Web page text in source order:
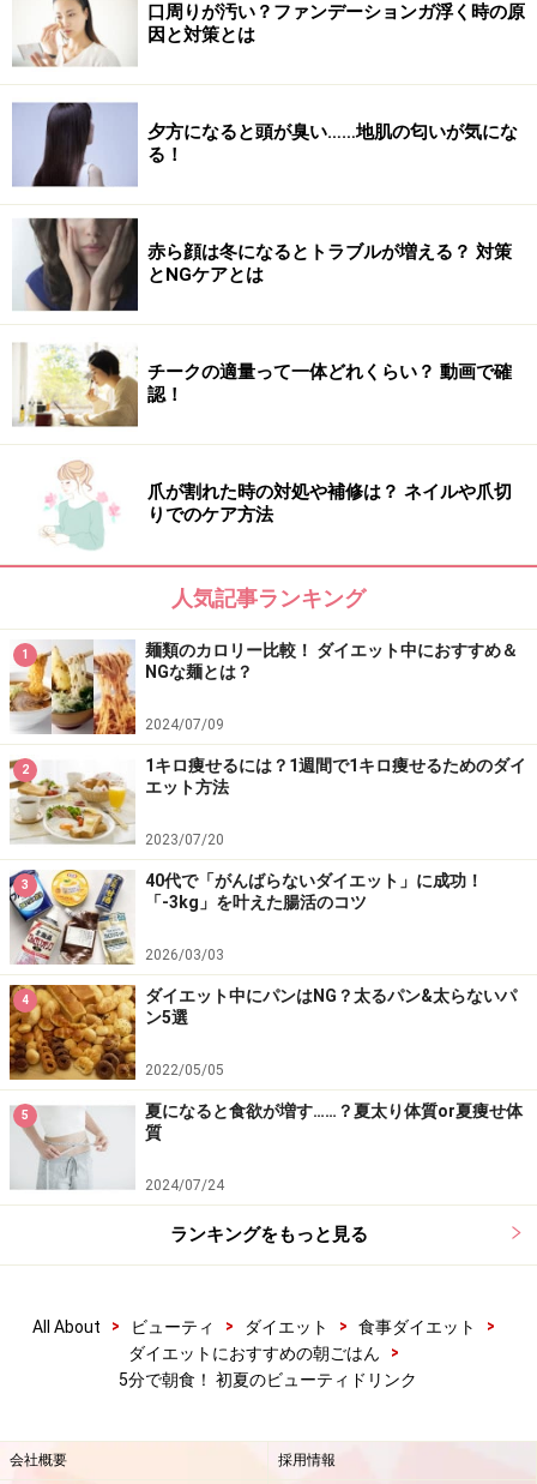
口周りが汚い？ファンデーションガ浮く時の原
因と対策とは
夕方になると頭が臭い……地肌の匂いが気にな
る！
赤ら顔は冬になるとトラブルが増える？ 対策
とNGケアとは
チークの適量って一体どれくらい？ 動画で確
認！
爪が割れた時の対処や補修は？ ネイルや爪切
りでのケア方法
人気記事ランキング
1
麺類のカロリー比較！ ダイエット中におすすめ＆
NGな麺とは？
2024/07/09
2
1キロ痩せるには？1週間で1キロ痩せるためのダイ
エット方法
2023/07/20
3
40代で「がんばらないダイエット」に成功！
「-3kg」を叶えた腸活のコツ
2026/03/03
4
ダイエット中にパンはNG？太るパン&太らないパ
ン5選
2022/05/05
5
夏になると食欲が増す……？夏太り体質or夏痩せ体
質
2024/07/24
ランキングをもっと見る
All About > ビューティ > ダイエット > 食事ダイエット
>
ダイエットにおすすめの朝ごはん
>
5分で朝食！ 初夏のビューティドリンク
会社概要 採用情報